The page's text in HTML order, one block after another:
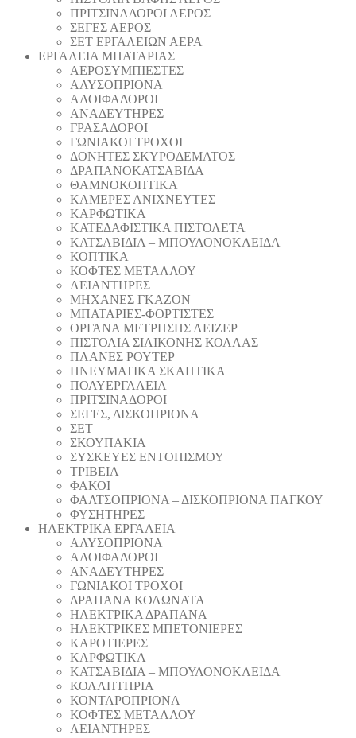
ΠΡΙΤΣΙΝΑΔΟΡΟΙ ΑΕΡΟΣ
ΣΕΓΕΣ ΑΕΡΟΣ
ΣΕΤ ΕΡΓΑΛΕΙΩΝ ΑΕΡΑ
ΕΡΓΑΛΕΙΑ ΜΠΑΤΑΡΙΑΣ
AEΡΟΣΥΜΠΙΕΣΤΕΣ
AΛΥΣΟΠΡΙΟΝΑ
ΑΛΟΙΦΑΔOΡΟI
ΑΝΑΔΕΥΤΗΡΕΣ
ΓΡΑΣΑΔΟΡΟΙ
ΓΩΝΙΑΚΟΙ ΤΡΟΧΟΙ
ΔΟΝΗΤΕΣ ΣΚΥΡΟΔΕΜΑΤΟΣ
ΔΡΑΠΑΝΟΚΑΤΣΑΒΙΔΑ
ΘAΜΝΟΚΟΠΤΙΚΑ
ΚΑΜΕΡΕΣ ΑΝΙΧΝΕΥΤΕΣ
ΚΑΡΦΩΤΙΚΑ
ΚΑΤΕΔΑΦΙΣΤΙΚΑ ΠΙΣΤΟΛΕΤΑ
ΚΑΤΣΑΒΙΔΙΑ – ΜΠΟΥΛΟΝΟΚΛΕΙΔΑ
ΚΟΠΤΙΚA
ΚΟΦΤΕΣ ΜΕΤΑΛΛΟΥ
ΛΕΙΑΝΤΗΡEΣ
ΜΗΧΑΝΕΣ ΓΚΑΖΟΝ
ΜΠΑΤΑΡΙΕΣ-ΦΟΡΤΙΣΤΕΣ
ΟΡΓΑΝΑ ΜΕΤΡΗΣΗΣ ΛΕΙΖΕΡ
ΠΙΣΤΟΛΙA ΣΙΛΙΚΟΝΗΣ ΚΟΛΛΑΣ
ΠΛΑΝΕΣ ΡΟΥΤΕΡ
ΠΝΕΥΜΑΤΙΚΑ ΣΚΑΠΤΙΚΑ
ΠΟΛΥΕΡΓΑΛΕΙΑ
ΠΡΙΤΣΙΝΑΔΟΡΟΙ
ΣΕΓΕΣ, ΔΙΣΚΟΠΡΙΟΝΑ
ΣΕΤ
ΣΚΟΥΠΑΚΙΑ
ΣΥΣΚΕΥΕΣ ΕΝΤΟΠΙΣΜΟΥ
ΤΡΙΒΕΙΑ
ΦΑΚΟΙ
ΦΑΛΤΣΟΠΡΙΟΝΑ – ΔΙΣΚΟΠΡΙΟΝΑ ΠΑΓΚΟΥ
ΦΥΣΗΤΗΡΕΣ
ΗΛΕΚΤΡΙΚΑ ΕΡΓΑΛΕΙΑ
AΛΥΣΟΠΡΙΟΝΑ
ΑΛΟΙΦΑΔOΡΟI
ΑΝΑΔΕΥΤΗΡΕΣ
ΓΩΝΙΑΚΟΙ ΤΡΟΧΟΙ
ΔΡΑΠΑΝΑ ΚΟΛΩΝΑΤΑ
ΗΛΕΚΤΡΙΚΑ ΔΡΑΠΑΝΑ
ΗΛΕΚΤΡΙΚΕΣ ΜΠΕΤΟΝΙΕΡΕΣ
ΚΑΡΟΤΙΕΡΕΣ
ΚΑΡΦΩΤΙΚΑ
ΚΑΤΣΑΒΙΔΙΑ – ΜΠΟΥΛΟΝΟΚΛΕΙΔΑ
ΚΟΛΛΗΤΗΡΙΑ
ΚΟΝΤΑΡΟΠΡΙΟΝΑ
ΚΟΦΤΕΣ ΜΕΤΑΛΛΟΥ
ΛΕΙΑΝΤΗΡEΣ